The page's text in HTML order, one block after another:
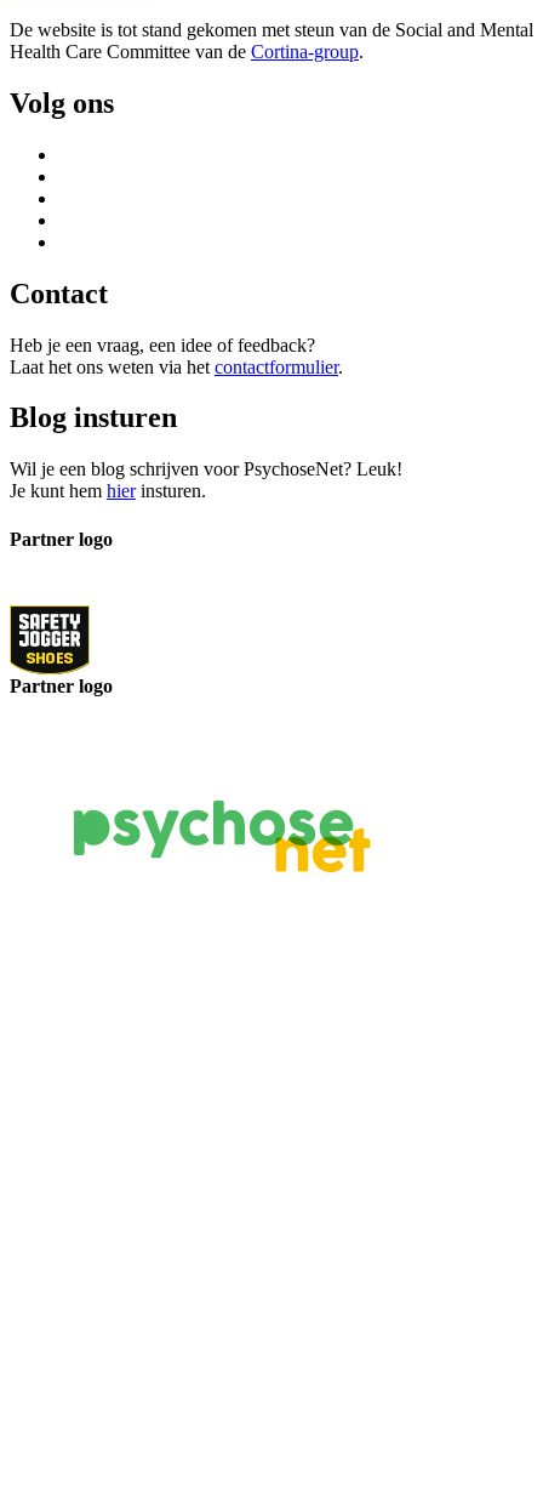
De website is tot stand gekomen met steun van de Social and Mental
Health Care Committee van de Cortina-group.
Volg ons
Contact
Heb je een vraag, een idee of feedback?
Laat het ons weten via het contactformulier.
Blog insturen
Wil je een blog schrijven voor PsychoseNet? Leuk!
Je kunt hem hierinsturen.
Partner logo
Partner logo